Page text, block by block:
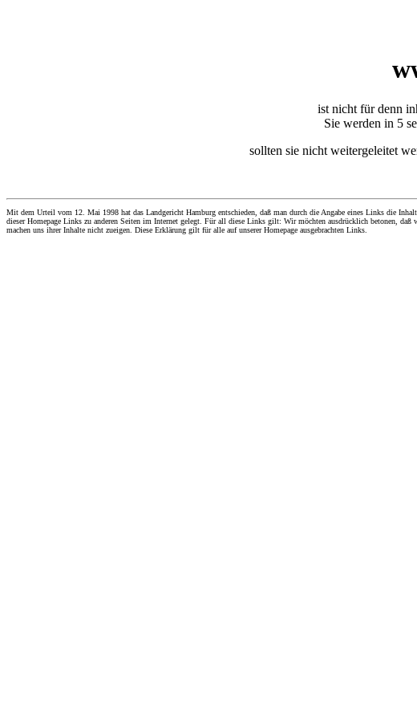
ist nicht für denn
Sie werden in 5
sollten sie nicht weitergeleitet
Mit dem Urteil vom 12. Mai 1998 hat das Landgericht Hamburg entschieden, daß man durch die Angabe eines Links die
dieser Homepage Links zu anderen Seiten im Internet gelegt. Für all diese Links gilt: Wir möchten ausdrücklich betonen,
machen uns ihrer Inhalte nicht zueigen. Diese Erklärung gilt für alle auf unserer Homepage ausgebrachten Links.